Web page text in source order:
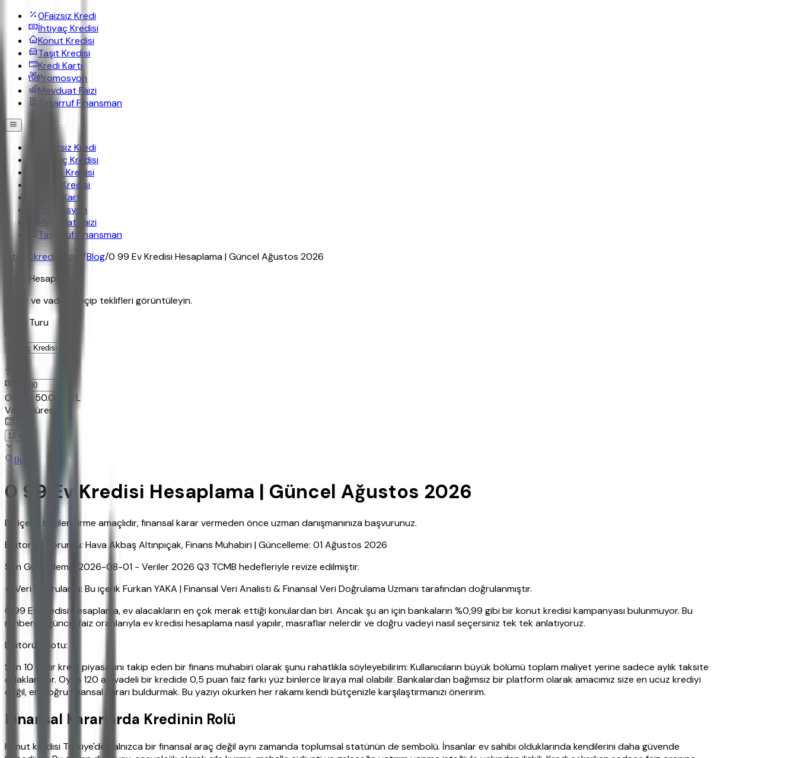
0Faizsiz Kredi
İhtiyaç Kredisi
Konut Kredisi
Taşıt Kredisi
Kredi Kartı
Promosyon
Mevduat Faizi
Tasarruf Finansman
Faizsiz Kredi
İhtiyaç Kredisi
Konut Kredisi
Taşıt Kredisi
Kredi Kartı
Promosyon
Mevduat Faizi
Tasarruf Finansman
ihtiyackredisi.com /Blog/0 99 Ev Kredisi Hesaplama | Güncel Ağustos 2026
Kredi Hesaplama
Tutar ve vadeyi seçip teklifleri görüntüleyin.
Kredi Turu
Tutar
Ornek: 50.000
TL
Vade Süresi
Bul
0 99 Ev Kredisi Hesaplama | Güncel Ağustos 2026
Bu içerik bilgilendirme amaçlıdır, finansal karar vermeden önce uzman danışmanınıza başvurunuz.
Editoryal Sorumlu: Hava Akbaş Altınpıçak, Finans Muhabiri | Güncelleme: 01 Ağustos 2026
Son Güncelleme: 2026-08-01 - Veriler 2026 Q3 TCMB hedefleriyle revize edilmiştir.
✔ Veri Doğrulama: Bu içerik Furkan YAKA | Finansal Veri Analisti & Finansal Veri Doğrulama Uzmanı tarafından doğrulanmıştır.
0 99 Ev Kredisi Hesaplama, ev alacakların en çok merak ettiği konulardan biri. Ancak şu an için bankaların %0,99 gibi bir konut kredisi kampanyası bulunmuyor. Bu
rehberde güncel faiz oranlarıyla ev kredisi hesaplama nasıl yapılır, masraflar nelerdir ve doğru vadeyi nasıl seçersiniz tek tek anlatıyoruz.
Editörün Notu:
Son 10 yıldır kredi piyasasını takip eden bir finans muhabiri olarak şunu rahatlıkla söyleyebilirim: Kullanıcıların büyük bölümü toplam maliyet yerine sadece aylık taksite
odaklanıyor. Oysa 120 ay vadeli bir kredide 0,5 puan faiz farkı yüz binlerce liraya mal olabilir. Bankalardan bağımsız bir platform olarak amacımız size en ucuz krediyi
değil, en doğru finansal kararı buldurmak. Bu yazıyı okurken her rakamı kendi bütçenizle karşılaştırmanızı öneririm.
Finansal Kararlarda Kredinin Rolü
Konut kredisi Türkiye'de yalnızca bir finansal araç değil aynı zamanda toplumsal statünün de sembolü. İnsanlar ev sahibi olduklarında kendilerini daha güvende